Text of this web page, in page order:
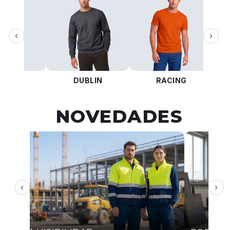
‹
DUBLIN RACING
›
NOVEDADES
‹ ›